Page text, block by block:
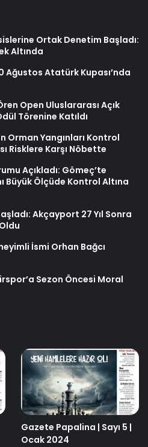
Ortak Denetim Başladı:
Altında
Ağustos Atatürk Kupası’nda
Open Uluslararası Açık
Törenine Katıldı
Orman Yangınları Kontrol
Risklere Karşı Nöbette
Açıkladı: Gömeç’te
Büyük Ölçüde Kontrol Altına
Akçayport 27 Yıl Sonra
İsmi Orhan Bağcı
Sezon Öncesi Moral
Gazete Papalina | Sayı 5 |
Ocak 2024